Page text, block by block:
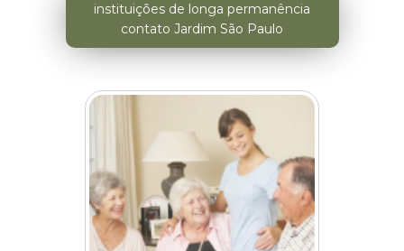
instituições de longa permanência
contato Jardim São Paulo